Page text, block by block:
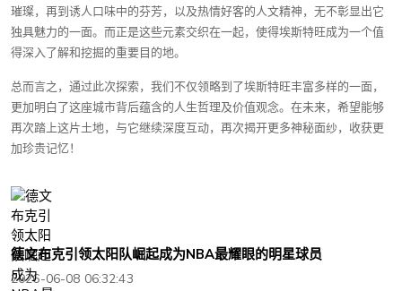
璀璨，再到诱人口味中的芬芳，以及热情好客的人文精神，无不彰显出它
独具魅力的一面。而正是这些元素交织在一起，使得埃斯特旺成为一个值
得深入了解和挖掘的重要目的地。
总而言之，通过此次探索，我们不仅领略到了埃斯特旺丰富多样的一面，
更加明白了这座城市背后蕴含的人生哲理及价值观念。在未来，希望能够
再次踏上这片土地，与它继续深度互动，再次揭开更多神秘面纱，收获更
加珍贵记忆！
德文布克引领太阳队崛起成为NBA最耀眼的明星球员
2026-06-08 06:32:43